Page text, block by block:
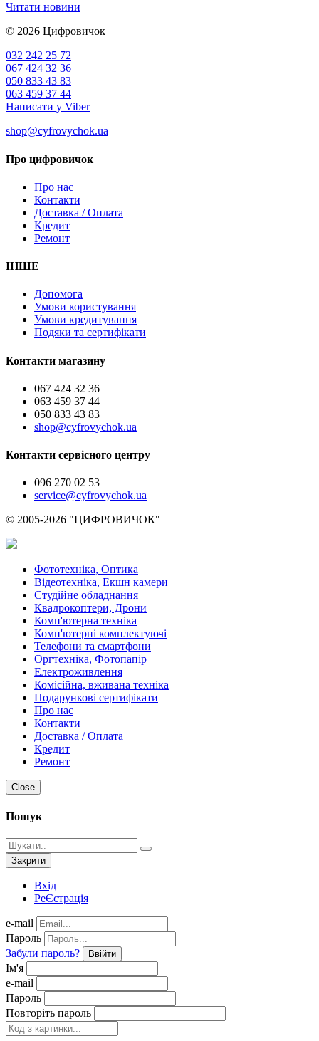
Читати новини
© 2026 Цифровичок
032 242 25 72
067 424 32 36
050 833 43 83
063 459 37 44
Написати у Viber
shop@cyfrovychok.ua
Про цифровичок
Про нас
Контакти
Доставка / Оплата
Кредит
Ремонт
ІНШЕ
Допомога
Умови користування
Умови кредитування
Подяки та сертифікати
Контакти магазину
067 424 32 36
063 459 37 44
050 833 43 83
shop@cyfrovychok.ua
Контакти сервісного центру
096 270 02 53
service@cyfrovychok.ua
© 2005-2026 "ЦИФРОВИЧОК"
Фототехніка, Оптика
Відеотехніка, Екшн камери
Студійне обладнання
Квадрокоптери, Дрони
Комп'ютерна техніка
Комп'ютерні комплектуючі
Телефони та смартфони
Оргтехніка, Фотопапір
Електроживлення
Комісійна, вживана техніка
Подарункові сертифікати
Про нас
Контакти
Доставка / Оплата
Кредит
Ремонт
Close
Пошук
Закрити
Вхід
РеЄстрація
e-mail
Пароль
Забули пароль?
Ввійти
Ім'я
e-mail
Пароль
Повторіть пароль